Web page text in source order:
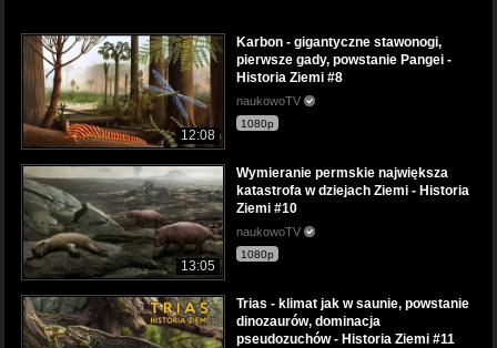
12:08
Karbon - gigantyczne stawonogi,
pierwsze gady, powstanie Pangei -
Historia Ziemi #8
naukowoTV
1080p
13:05
Wymieranie permskie największa
katastrofa w dziejach Ziemi - Historia
Ziemi #10
naukowoTV
1080p
Trias - klimat jak w saunie, powstanie
dinozaurów, dominacja
pseudozuchów - Historia Ziemi #11